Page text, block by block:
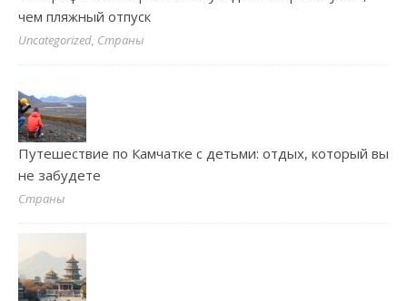
чем пляжный отпуск
Uncategorized, Страны
Путешествие по Камчатке с детьми: отдых, который вы
не забудете
Страны